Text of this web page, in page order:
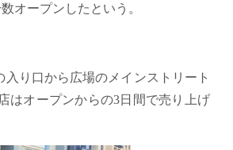
オープンしたという。
り口から広場のメインストリート
はオープンからの3日間で売り上げ